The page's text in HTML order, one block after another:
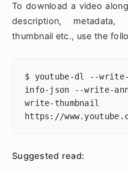
To download a video
description, metadata,
thumbnail etc., use the
$ youtube-dl --
info-json --write-
write-thumbnail
Suggested read: